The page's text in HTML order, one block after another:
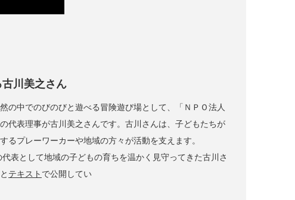
古川美之さん
の中でのびのびと遊べる冒険遊び場として、「ＮＰＯ法人
代表理事が古川美之さんです。古川さんは、子どもたちが
プレーワーカーや地域の方々が活動を支えます。
表として地域の子どもの育ちを温かく見守ってきた古川さ
テキスト で公開してい